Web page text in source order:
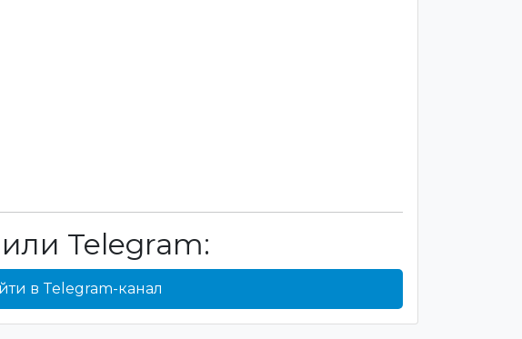
Telegram:
в Telegram-канал